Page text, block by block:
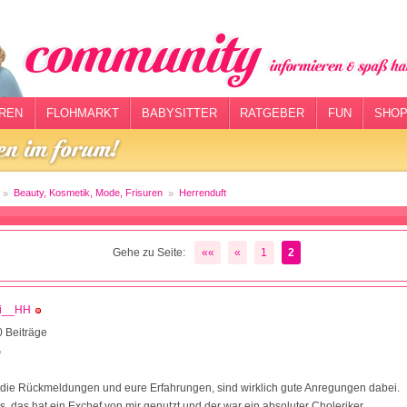
FLOHMARKT BABYSITTER RATGEBER FUN
Beauty, Kosmetik, Mode, Frisuren Herrenduft
Gehe zu Seite: «« « 1 2
Beiträge
Rückmeldungen und eure Erfahrungen, sind wirklich gute Anregungen dabei.